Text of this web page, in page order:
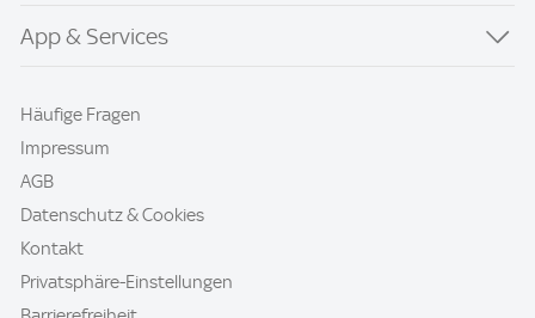
App & Services
Häufige Fragen
Impressum
AGB
Datenschutz & Cookies
Kontakt
Privatsphäre-Einstellungen